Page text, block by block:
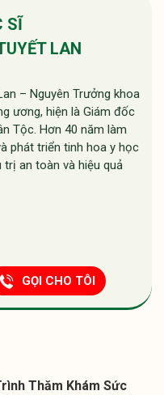
SĨ
LAN
– Nguyên Trưởng khoa
ương, hiện là Giám đốc
Tộc. Hơn 40 năm làm
phát triển tinh hoa y học
trị an toàn và hiệu quả
GỌI CHO TÔI
Thăm Khám Sức